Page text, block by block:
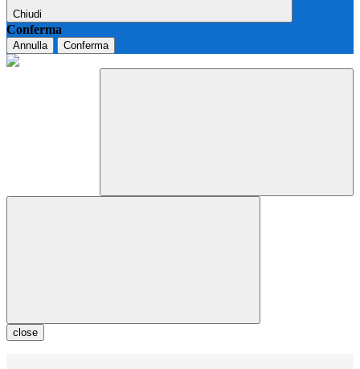
Chiudi
Conferma
Annulla Conferma
close